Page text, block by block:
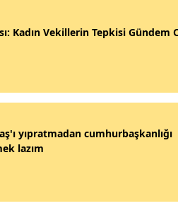
Kadın Vekillerin Tepkisi Gündem
yıpratmadan cumhurbaşkanlığı
lazım